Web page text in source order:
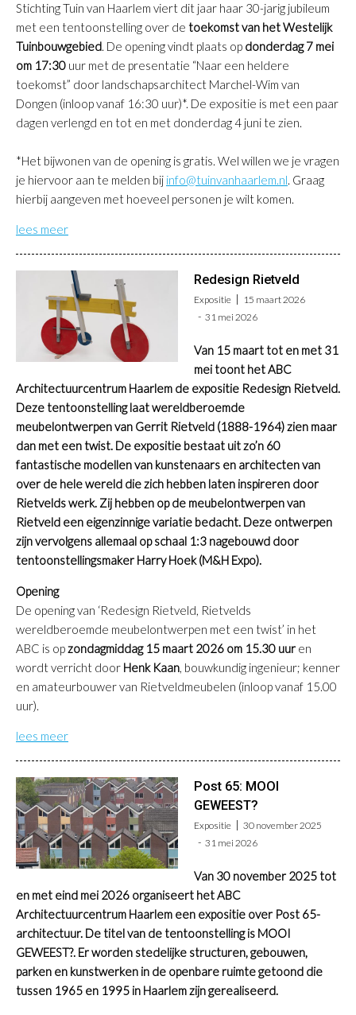
Stichting Tuin van Haarlem viert dit jaar haar 30-jarig jubileum
met een tentoonstelling over de toekomst van het Westelijk
Tuinbouwgebied. De opening vindt plaats op donderdag 7 mei
om 17:30 uur met de presentatie “Naar een heldere
toekomst” door landschapsarchitect Marchel-Wim van
Dongen (inloop vanaf 16:30 uur)*. De expositie is met een paar
dagen verlengd en tot en met donderdag 4 juni te zien.
*Het bijwonen van de opening is gratis. Wel willen we je vragen
je hiervoor aan te melden bij info@tuinvanhaarlem.nl. Graag
hierbij aangeven met hoeveel personen je wilt komen.
lees meer
Redesign Rietveld
Expositie
15 maart 2026
31 mei 2026
Van 15 maart tot en met 31
mei toont het ABC
Architectuurcentrum Haarlem de expositie Redesign Rietveld.
Deze tentoonstelling laat wereldberoemde
meubelontwerpen van Gerrit Rietveld (1888-1964) zien maar
dan met een twist. De expositie bestaat uit zo’n 60
fantastische modellen van kunstenaars en architecten van
over de hele wereld die zich hebben laten inspireren door
Rietvelds werk. Zij hebben op de meubelontwerpen van
Rietveld een eigenzinnige variatie bedacht. Deze ontwerpen
zijn vervolgens allemaal op schaal 1:3 nagebouwd door
tentoonstellingsmaker Harry Hoek (M&H Expo).
Opening
De opening van ‘Redesign Rietveld, Rietvelds
wereldberoemde meubelontwerpen met een twist’ in het
ABC is opzondagmiddag 15 maart 2026 om 15.30 uur en
wordt verricht door Henk Kaan, bouwkundig ingenieur; kenner
en amateurbouwer van Rietveldmeubelen (inloop vanaf 15.00
uur).
lees meer
Post 65: MOOI
GEWEEST?
Expositie
30 november 2025
31 mei 2026
Van 30 november 2025 tot
en met eind mei 2026 organiseert het ABC
Architectuurcentrum Haarlem een expositie over Post 65-
architectuur. De titel van de tentoonstelling is MOOI
GEWEEST?. Er worden stedelijke structuren, gebouwen,
parken en kunstwerken in de openbare ruimte getoond die
tussen 1965 en 1995 in Haarlem zijn gerealiseerd.